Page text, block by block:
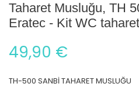
Taharet Musluğu, TH
Eratec - Kit WC
49,90 €
TH-500 SANBİ TAHARET MUSLUĞU